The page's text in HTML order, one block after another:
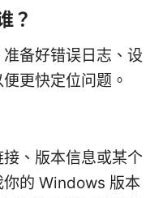
？
备好错误日志、设
更快定位问题。
、版本信息或某个
的 Windows 版本